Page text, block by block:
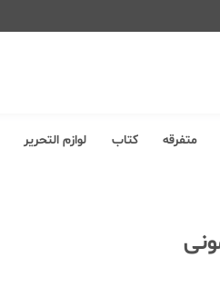
متفرقه کتاب لوازم التحریر